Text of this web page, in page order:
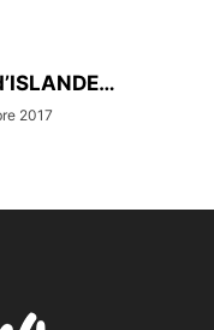
2017